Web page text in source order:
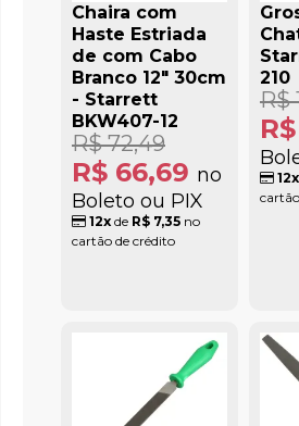
Chaira com
Haste Estriada
de com Cabo
Branco 12" 30cm
- Starrett
BKW407-12
R$ 66,69 no
Boleto ou PIX
R$ 72,49
12x de R$ 7,35 no
cartão de crédito
210
R$
12x